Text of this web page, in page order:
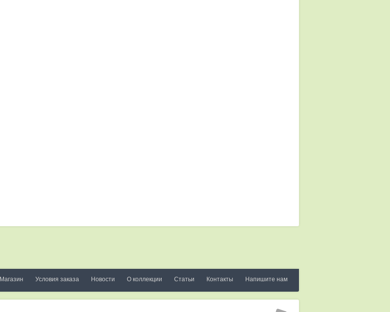
Магазин Условия заказа Новости О коллекции Статьи Контакты Напишите нам